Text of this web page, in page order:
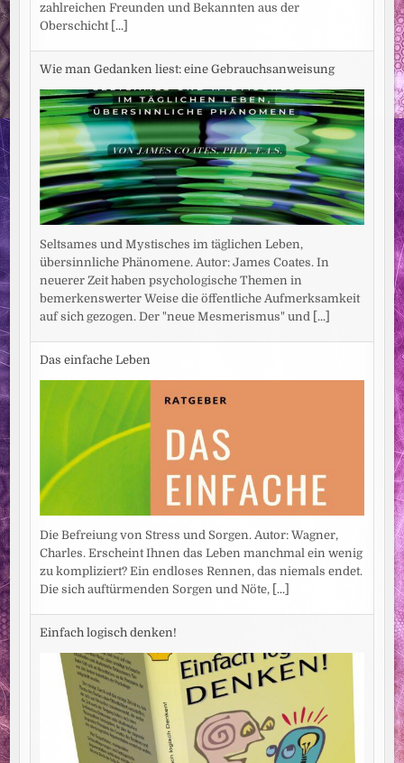
zahlreichen Freunden und Bekannten aus der
Oberschicht [...]
Wie man Gedanken liest: eine Gebrauchsanweisung
Seltsames und Mystisches im täglichen Leben,
übersinnliche Phänomene. Autor: James Coates. In
neuerer Zeit haben psychologische Themen in
bemerkenswerter Weise die öffentliche Aufmerksamkeit
auf sich gezogen. Der "neue Mesmerismus" und [...]
Das einfache Leben
Die Befreiung von Stress und Sorgen. Autor: Wagner,
Charles. Erscheint Ihnen das Leben manchmal ein wenig
zu kompliziert? Ein endloses Rennen, das niemals endet.
Die sich auftürmenden Sorgen und Nöte, [...]
Einfach logisch denken!